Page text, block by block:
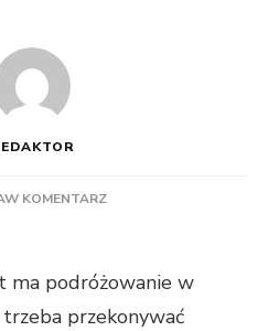
KOMENTARZDO
NA
CO
ma podróżowanie w
przekonywać